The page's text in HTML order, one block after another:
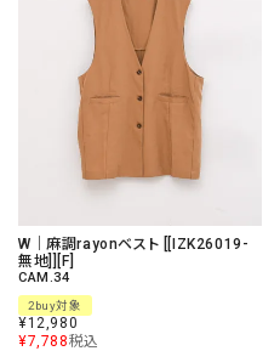
W｜麻調rayonベスト [[IZK26019-
無地]][F]
CAM.34
2buy対象
¥12,980
¥7,788税込